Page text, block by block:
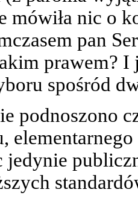
mówiła nic o
pan
prawem?
spośród
podnoszono
jedynie